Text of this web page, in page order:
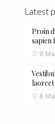
Latest
Proin
sapien
9
laoreet
8